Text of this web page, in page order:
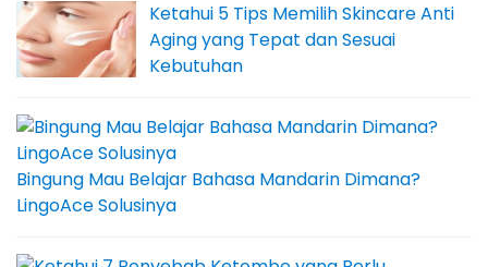
Ketahui 5 Tips Memilih Skincare Anti
Aging yang Tepat dan Sesuai
Kebutuhan
Bingung Mau Belajar Bahasa Mandarin Dimana?
LingoAce Solusinya